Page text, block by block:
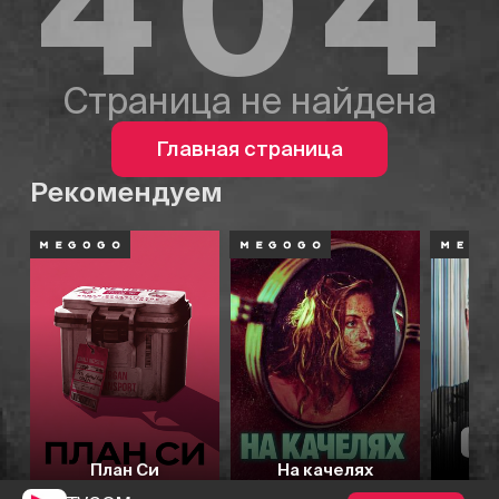
Страница не найдена
Главная страница
Рекомендуем
План Си На качелях